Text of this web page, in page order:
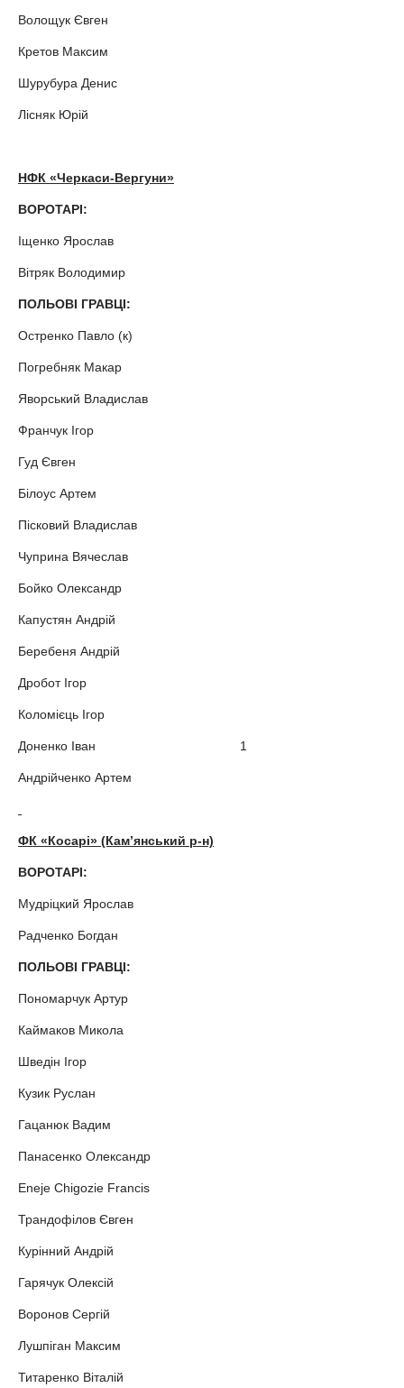
Волощук Євген
Кретов Максим
Шурубура Денис
Лісняк Юрій
НФК «Черкаси-Вергуни»
ВОРОТАРІ:
Іщенко Ярослав
Вітряк Володимир
ПОЛЬОВІ ГРАВЦІ:
Остренко Павло (к)
Погребняк Макар
Яворський Владислав
Франчук Ігор
Гуд Євген
Білоус Артем
Пісковий Владислав
Чуприна Вячеслав
Бойко Олександр
Капустян Андрій
Беребеня Андрій
Дробот Ігор
Коломієць Ігор
Доненко Іван 1
Андрійченко Артем
ФК «Косарі» (Кам’янський р-н)
ВОРОТАРІ:
Мудріцкий Ярослав
Радченко Богдан
ПОЛЬОВІ ГРАВЦІ:
Пономарчук Артур
Каймаков Микола
Шведін Ігор
Кузик Руслан
Гацанюк Вадим
Панасенко Олександр
Eneje Chigozie Francis
Трандофілов Євген
Курінний Андрій
Гарячук Олексій
Воронов Сергій
Лушпіган Максим
Титаренко Віталій